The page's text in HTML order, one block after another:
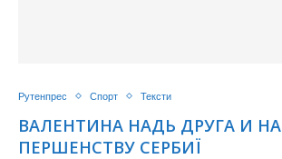
Рутенпрес Спорт Тексти
ВАЛЕНТИНА НАДЬ ДРУГА И НА
ПЕРШЕНСТВУ СЕРБИЇ